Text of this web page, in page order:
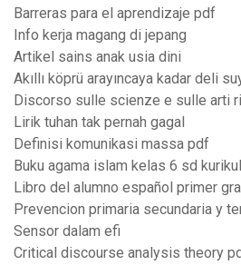
Barreras para el aprendizaje pdf
Info kerja magang di jepang
Artikel sains anak usia dini
Akıllı köprü arayıncaya kadar deli
Discorso sulle scienze e sulle arti
Lirik tuhan tak pernah gagal
Definisi komunikasi massa pdf
Buku agama islam kelas 6 sd
Libro del alumno español primer
Prevencion primaria secundaria y
Sensor dalam efi
Critical discourse analysis theory